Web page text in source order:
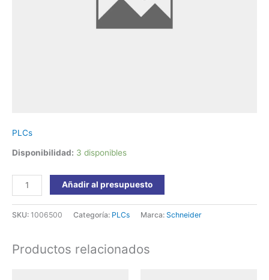
PLCs
Disponibilidad: 3 disponibles
Añadir al presupuesto
SKU: 1006500 Categoría: PLCs Marca: Schneider
Productos relacionados